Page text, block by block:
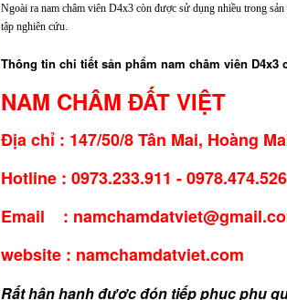
Ngoài ra nam châm viên D4x3 còn được sử dụng nhiều trong
tập nghiên cứu.
Thông tin chi tiết sản phẩm nam châm viên
NAM CHÂM ĐẤT VIỆT
Địa chỉ : 147/50/8 Tân Mai, Hoàng
Hotline : 0973.233.911 - 0978.474.526
Email :
website : namchamdatviet.com
Rất hân hạnh được đón tiếp phục phụ